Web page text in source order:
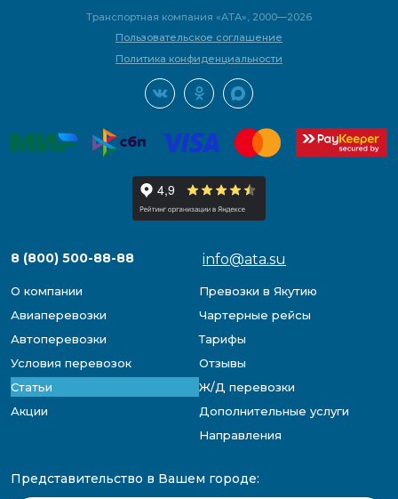
Транспортная компания «АТА», 2000—2026
Пользовательское соглашение
Политика конфиденциальности
8 (800) 500-88-88 info@ata.su
О компании
Превозки в Якутию
Авиаперевозки
Чартерные рейсы
Автоперевозки
Тарифы
Условия перевозок
Отзывы
Статьи
Ж/Д перевозки
Акции
Дополнительные услуги
Направления
Представительство в Вашем городе: